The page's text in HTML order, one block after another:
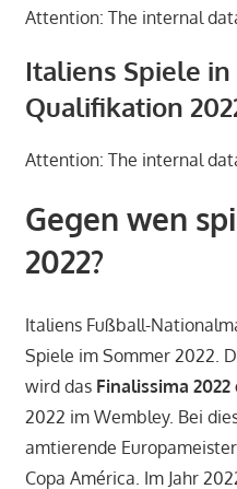
Attention: The internal
Italiens Spiele
Qualifikation
Attention: The internal
Gegen wen
2022?
Italiens Fußball-
Spiele im Sommer 2022.
wird das Finalissima 2022
2022 im Wembley. Bei
amtierende
Copa América. Im Jahr